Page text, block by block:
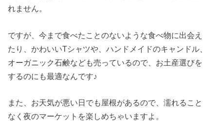
れません。
ですが、今まで食べたことのないような食べ物に出会え
たり、かわいいTシャツや、ハンドメイドのキャンドル、
オーガニック石鹸なども売っているので、お土産選びを
するのにも最適なんです♪
また、お天気が悪い日でも屋根があるので、濡れること
なく夜のマーケットを楽しめちゃいますよ。